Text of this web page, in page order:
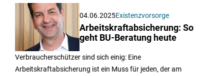
04.06.2025Existenzvorsorge
Arbeitskraftabsicherung: So
geht BU-Beratung heute
Verbraucherschützer sind sich einig: Eine
Arbeitskraftabsicherung ist ein Muss für jeden, der am